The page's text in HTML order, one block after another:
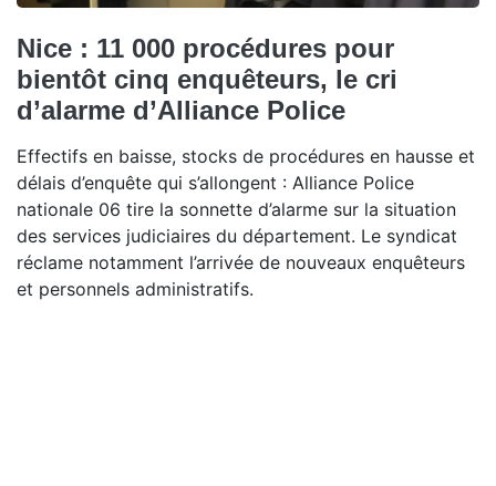
Nice : 11 000 procédures pour
bientôt cinq enquêteurs, le cri
d’alarme d’Alliance Police
Effectifs en baisse, stocks de procédures en hausse et
délais d’enquête qui s’allongent : Alliance Police
nationale 06 tire la sonnette d’alarme sur la situation
des services judiciaires du département. Le syndicat
réclame notamment l’arrivée de nouveaux enquêteurs
et personnels administratifs.